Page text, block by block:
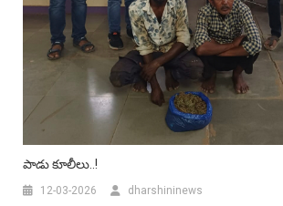
పాడు కూలీలు..!
12-03-2026 dharshininews